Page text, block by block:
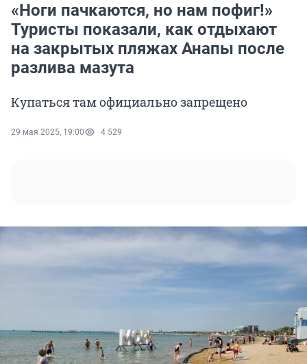
«Ноги пачкаются, но нам пофиг!»
Туристы показали, как отдыхают
на закрытых пляжах Анапы после
разлива мазута
Купаться там официально запрещено
29 мая 2025, 19:00 4 529